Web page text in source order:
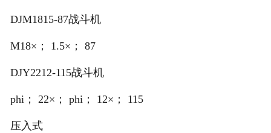
DJM1815-87战斗机
M18×； 1.5×； 87
DJY2212-115战斗机
phi； 22×； phi； 12×； 115
压入式